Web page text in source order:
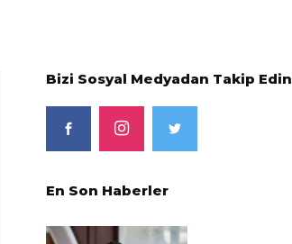
Bizi Sosyal Medyadan Takip Edin
En Son Haberler